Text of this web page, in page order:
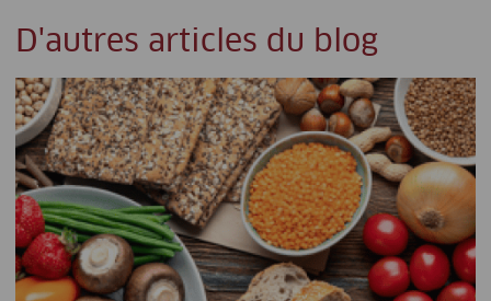
D'autres articles du blog